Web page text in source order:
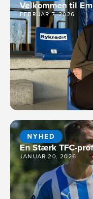
Velkommen til
FEBRUAR 7, 2026
NYHED
En Stærk TFC-
JANUAR 20, 2026